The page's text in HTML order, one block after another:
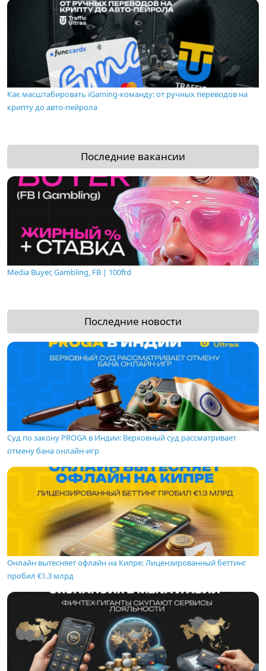
Как масштабировать iGaming-команду: от ручных переводов на
крипту до авто-пейрола
Последние вакансии
Media Buyer, Gambling, FB | 100ftd
Последние новости
Суд по закону PROGA в Индии: Верховный суд рассматривает
отмену бана онлайн-игр
Онлайн вытесняет офлайн на Кипре: Лицензированный беттинг
пробил €1.3 млрд